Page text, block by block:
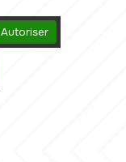
Autoriser